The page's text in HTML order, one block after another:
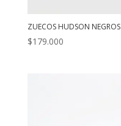
ZUECOS HUDSON NEGROS
$179.000